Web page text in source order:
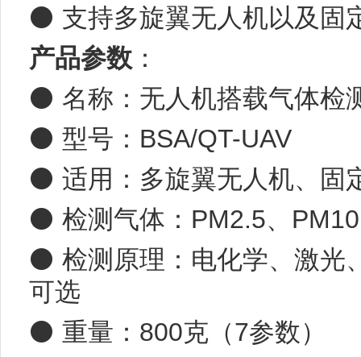
⚫ 支持多旋翼无人机以及固
产品参数 ：
⚫ 名称：无人机搭载气体检
⚫ 型号：BSA/QT-UAV
⚫ 适用：多旋翼无人机、固
⚫ 检测气体：PM2.5、
⚫ 检测原理：电化学、激光
可选
⚫ 重量：800克（7参数）